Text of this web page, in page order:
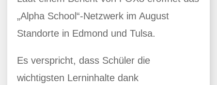
„Alpha School“-Netzwerk im August
Standorte in Edmond und Tulsa.
Es verspricht, dass Schüler die
wichtigsten Lerninhalte dank